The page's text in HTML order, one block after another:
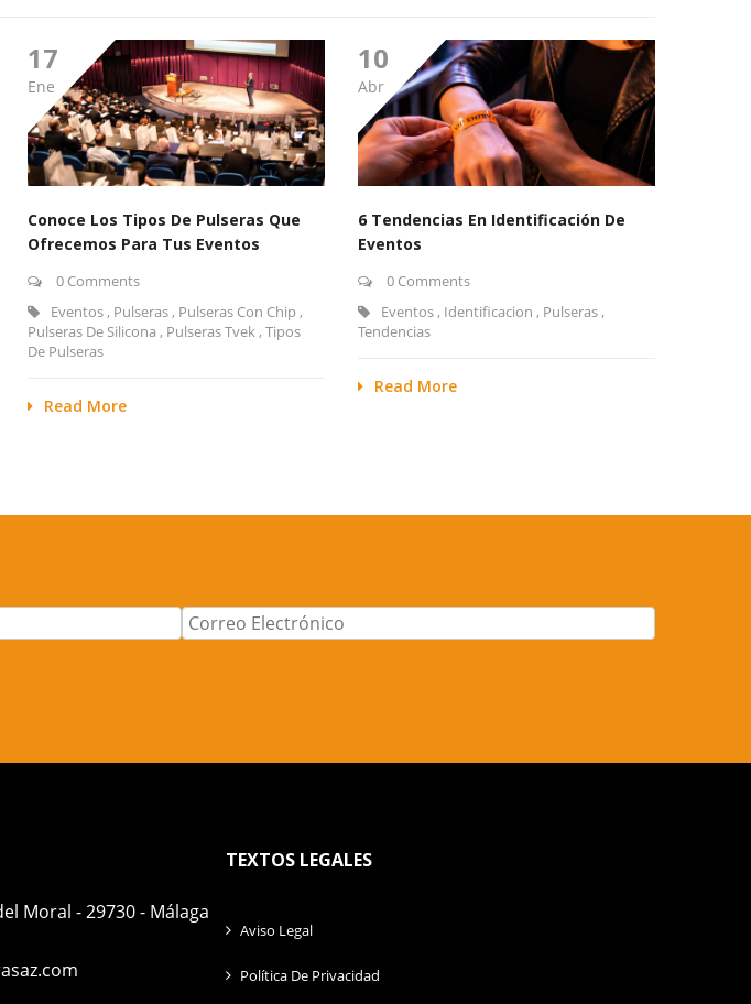
17
Ene
Conoce Los Tipos De Pulseras Que
Ofrecemos Para Tus Eventos
0 Comments
Eventos, Pulseras, Pulseras Con Chip,
Pulseras De Silicona , Pulseras Tvek, Tipos
De Pulseras
Read More
10
Abr
6 Tendencias En Identificación De
Eventos
0 Comments
Eventos, Identificacion , Pulseras,
Tendencias
Read More
Moral - 29730 - Málaga
TEXTOS LEGALES
Aviso Legal
Política De Privacidad